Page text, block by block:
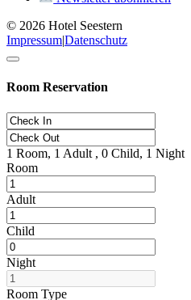
© 2026 Hotel Seestern
Impressum|Datenschutz
Room Reservation
1 Room, 1 Adult , 0 Child, 1 Night
Room
Adult
Child
Night
Room Type